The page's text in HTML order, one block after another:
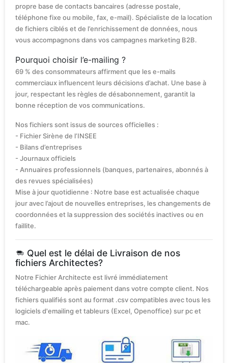
propre base de contacts bancaires (adresse postale,
téléphone fixe ou mobile, fax, e-mail). Spécialiste de la location
de fichiers ciblés et de l’enrichissement de données, nous
vous accompagnons dans vos campagnes marketing B2B.
Pourquoi choisir l’e-mailing ?
69 % des consommateurs affirment que les e-mails
commerciaux influencent leurs décisions d’achat. Une base à
jour, respectant les règles de désabonnement, garantit la
bonne réception de vos communications.
Nos fichiers sont issus de sources officielles :
- Fichier Sirène de l’INSEE
- Bilans d’entreprises
- Journaux officiels
- Annuaires professionnels (banques, partenaires, abonnés à
des revues spécialisées)
Mise à jour quotidienne : Notre base est actualisée chaque
jour avec l’ajout de nouvelles entreprises, les changements de
coordonnées et la suppression des sociétés inactives ou en
faillite.
Quel est le délai de Livraison de nos
fichiers Architectes?
Notre Fichier Architecte est livré immédiatement
téléchargeable après paiement dans votre compte client. Nos
fichiers qualifiés sont au format .csv compatibles avec tous les
logiciels d'emailing et tableurs (Excel, Openoffice) sur pc et
mac.